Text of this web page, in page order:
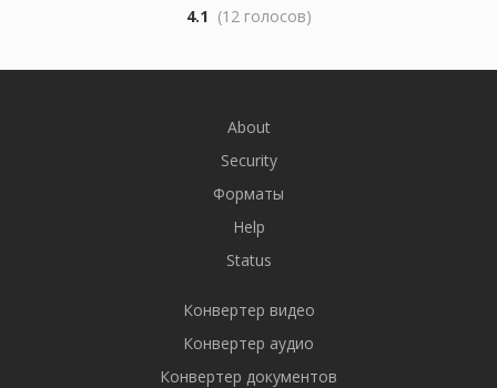
4.1 (12 голосов)
About
Security
Форматы
Help
Status
Конвертер видео
Конвертер аудио
Конвертер документов